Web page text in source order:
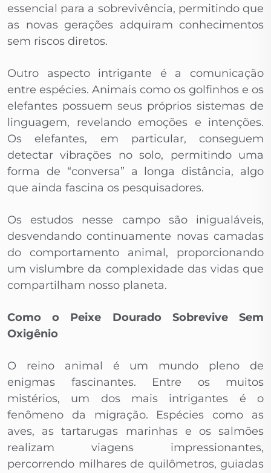
essencial para a sobrevivência, permitindo que
as novas gerações adquiram conhecimentos
sem riscos diretos.
Outro aspecto intrigante é a comunicação
entre espécies. Animais como os golfinhos e os
elefantes possuem seus próprios sistemas de
linguagem, revelando emoções e intenções.
Os elefantes, em particular, conseguem
detectar vibrações no solo, permitindo uma
forma de “conversa” a longa distância, algo
que ainda fascina os pesquisadores.
Os estudos nesse campo são inigualáveis,
desvendando continuamente novas camadas
do comportamento animal, proporcionando
um vislumbre da complexidade das vidas que
compartilham nosso planeta.
Como o Peixe Dourado Sobrevive Sem
Oxigênio
O reino animal é um mundo pleno de
enigmas fascinantes. Entre os muitos
mistérios, um dos mais intrigantes é o
fenômeno da migração. Espécies como as
aves, as tartarugas marinhas e os salmões
realizam viagens impressionantes,
percorrendo milhares de quilômetros, guiadas